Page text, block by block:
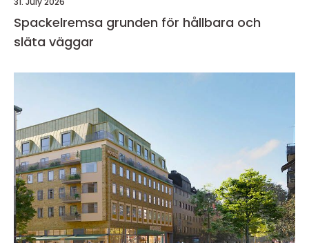
Spackelremsa grunden för hållbara och
släta väggar